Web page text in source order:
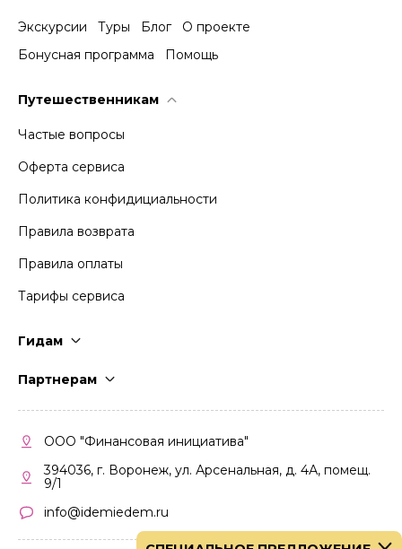
Экскурсии Туры Блог
О проекте
Бонусная программа
Помощь
Путешественникам
Частые вопросы
Оферта сервиса
Политика конфидициальности
Правила возврата
Правила оплаты
Тарифы сервиса
Гидам
Партнерам
Кабинет партнера
Правила участия
ООО "Финансовая инициатива"
394036, г. Воронеж, ул. Арсенальная, д. 4А, помещ.
9/1
info@idemiedem.ru